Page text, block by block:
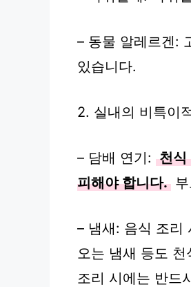
– 동물 알레르겐:
있습니다.
2. 실내의 비특이
– 담배 연기: 천식
피해야 합니다.
– 냄새: 음식 조리
오는 냄새 등도
조리 시에는 반드